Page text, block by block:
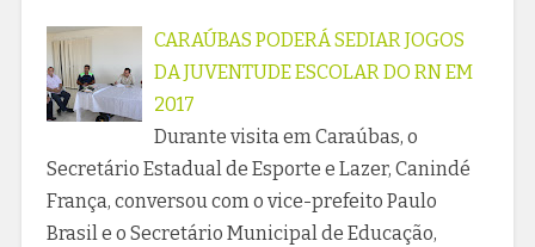
CARAÚBAS PODERÁ SEDIAR JOGOS
DA JUVENTUDE ESCOLAR DO RN EM
2017
Durante visita em Caraúbas, o
Secretário Estadual de Esporte e Lazer, Canindé
França, conversou com o vice-prefeito Paulo
Brasil e o Secretário Municipal de Educação,